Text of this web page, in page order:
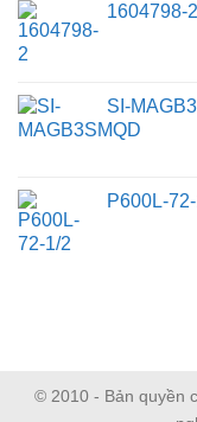
1604798-2
SI-
P600L-
© 2010 - Bản quyền